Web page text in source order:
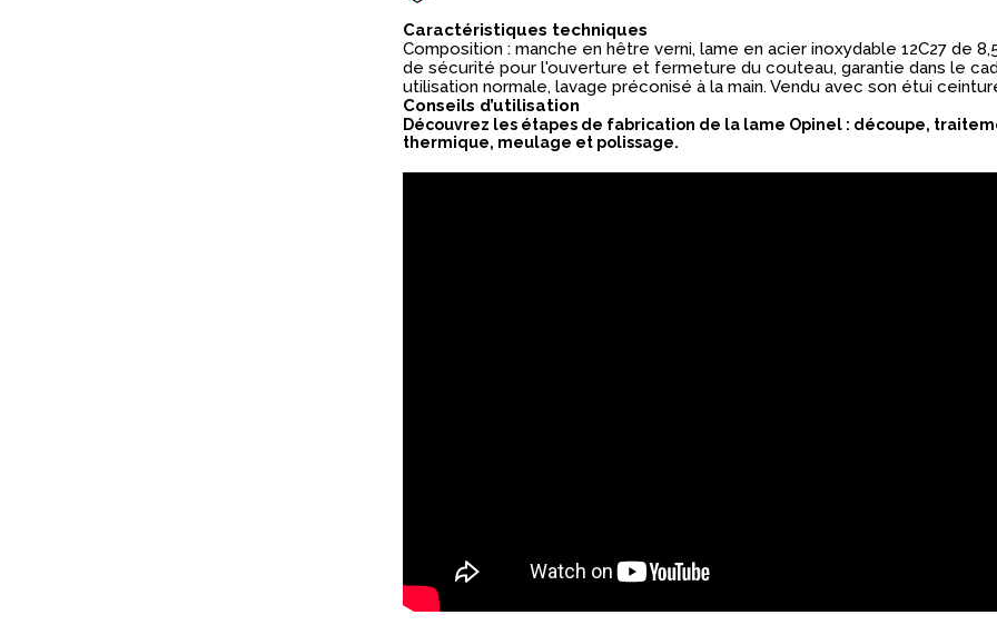
Caractéristiques techniques
Composition : manche en hêtre verni, lame en acier inoxydable 12C27 de
de sécurité pour l'ouverture et fermeture du couteau, garantie dans le
utilisation normale, lavage préconisé à la main. Vendu avec son étui
Conseils d’utilisation
Découvrez les étapes de fabrication de la lame Opinel : découpe,
thermique, meulage et polissage.